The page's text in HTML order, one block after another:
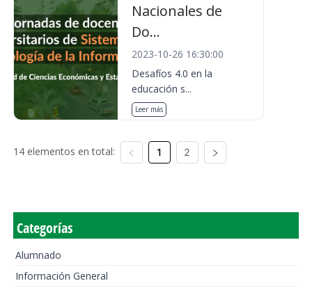
Nacionales de
Do...
2023-10-26 16:30:00
Desafíos 4.0 en la
educación s...
Leer más
14 elementos en total: 1 2
Categorías
Alumnado
Información General